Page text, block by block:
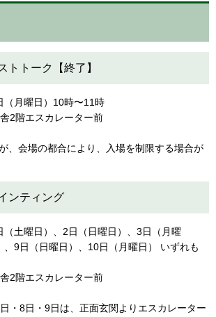
トトーク【終了】
（月曜日）10時〜11時
2階エスカレーター前
、会場の都合により、入場を制限する場合が
ンティング
土曜日）、2日（日曜日）、3日（月曜
、9日（日曜日）、10日（月曜日） いずれも
2階エスカレーター前
・8日・9日は、正面玄関よりエスカレーター